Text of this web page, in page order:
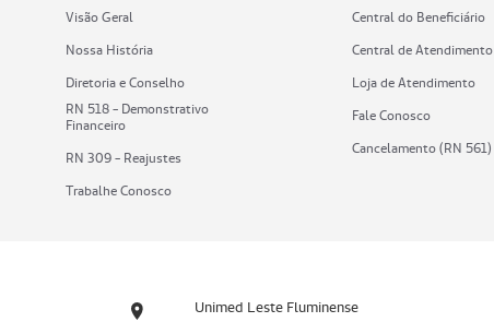
Visão Geral
Nossa História
Diretoria e Conselho
RN 518 - Demonstrativo
Financeiro
RN 309 - Reajustes
Trabalhe Conosco
Central do Beneficiário
Central de Atendimento
Loja de Atendimento
Fale Conosco
Cancelamento (RN 561)
Unimed Leste Fluminense